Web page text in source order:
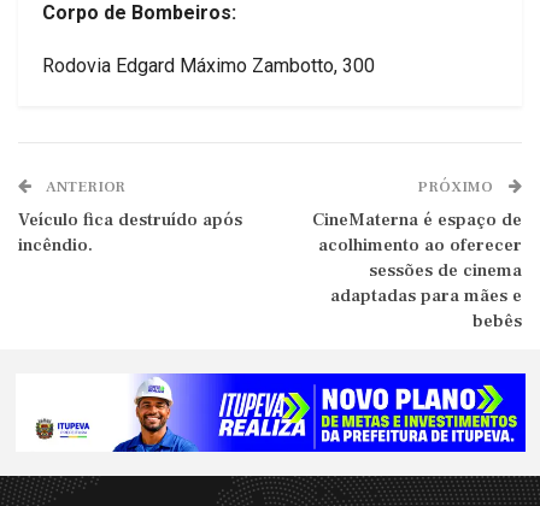
Corpo de Bombeiros:
Rodovia Edgard Máximo Zambotto, 300
ANTERIOR
Veículo fica destruído após
incêndio.
PRÓXIMO
CineMaterna é espaço de
acolhimento ao oferecer
sessões de cinema
adaptadas para mães e
bebês